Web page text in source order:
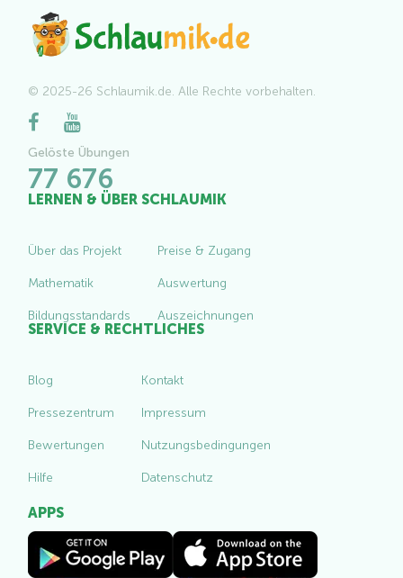
© 2025-26 Schlaumik.de. Alle Rechte vorbehalten.
Gelöste Übungen
77 676
LERNEN & ÜBER SCHLAUMIK
Über das Projekt
Mathematik
Bildungsstandards
Preise & Zugang
Auswertung
Auszeichnungen
SERVICE & RECHTLICHES
Blog
Pressezentrum
Bewertungen
Hilfe
Kontakt
Impressum
Nutzungsbedingungen
Datenschutz
APPS